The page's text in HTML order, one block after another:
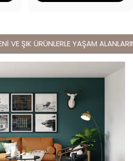
VE ŞIK ÜRÜNLERLE YAŞAM